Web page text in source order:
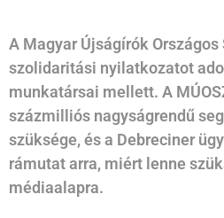
A Magyar Újságírók Országos
szolidaritási nyilatkozatot
munkatársai mellett. A
százmilliós nagyságrendű
szüksége, és a Debreciner
rámutat arra, miért lenne
médiaalapra.